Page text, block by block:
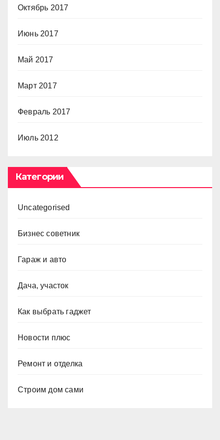
Октябрь 2017
Июнь 2017
Май 2017
Март 2017
Февраль 2017
Июль 2012
Категории
Uncategorised
Бизнес советник
Гараж и авто
Дача, участок
Как выбрать гаджет
Новости плюс
Ремонт и отделка
Строим дом сами